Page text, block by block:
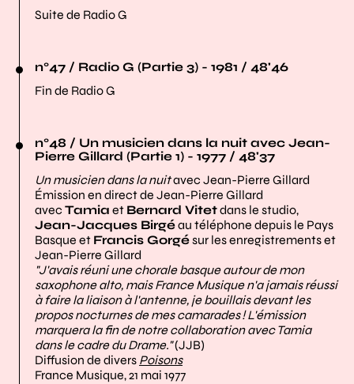
Suite de Radio G
n°47 / Radio G (Partie 3) - 1981 / 48'46
Fin de Radio G
n°48 / Un musicien dans la nuit avec Jean-
Pierre Gillard (Partie 1) - 1977 / 48'37
Un musicien dans la nuitavec Jean-Pierre Gillard
Émission en direct de Jean-Pierre Gillard
avec Tamia et Bernard Vitetdans le studio,
Jean-Jacques Birgéau téléphone depuis le Pays
Basque et Francis Gorgésur les enregistrements et
Jean-Pierre Gillard
"J'avais réuni une chorale basque autour de mon
saxophone alto, mais France Musique n'a jamais réussi
à faire la liaison à l'antenne, je bouillais devant les
propos nocturnes de mes camarades ! L'émission
marquera la fin de notre collaboration avec Tamia
dans le cadre du Drame."(JJB)
Diffusion de divers Poisons
France Musique, 21 mai 1977